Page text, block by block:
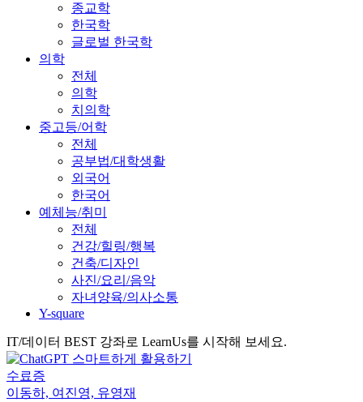
종교학
한국학
글로벌 한국학
의학
전체
의학
치의학
중고등/어학
전체
공부법/대학생활
외국어
한국어
예체능/취미
전체
건강/힐링/행복
건축/디자인
사진/요리/음악
자녀양육/의사소통
Y-square
IT/데이터 BEST 강좌로 LearnUs를 시작해 보세요.
수료증
이동하, 여진영, 유영재